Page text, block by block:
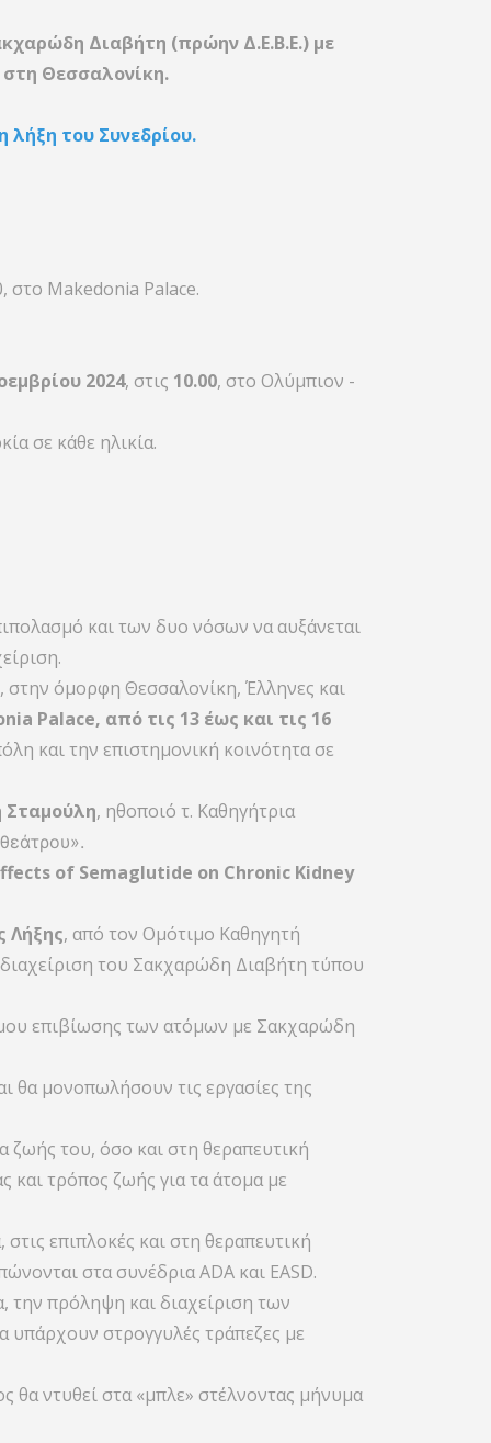
Διαβήτη (πρώην Δ.Ε.Β.Ε.) με
στη Θεσσαλονίκη.
του Συνεδρίου.
στο Makedonia Palace.
2024, στις 10.00, στο Ολύμπιον -
σε κάθε ηλικία.
και των δυο νόσων να αυξάνεται
στην όμορφη Θεσσαλονίκη, Έλληνες και
Palace, από τις 13 έως και τις 16
και την επιστημονική κοινότητα σε
Σταμούλη, ηθοποιό τ. Καθηγήτρια
of Semaglutide on Chronic Kidney
Λήξης, από τον Ομότιμο Καθηγητή
του Σακχαρώδη Διαβήτη τύπου
επιβίωσης των ατόμων με Σακχαρώδη
θα μονοπωλήσουν τις εργασίες της
του, όσο και στη θεραπευτική
και τρόπος ζωής για τα άτομα με
επιπλοκές και στη θεραπευτική
στα συνέδρια ADA και EASD.
την πρόληψη και διαχείριση των
στρογγυλές τράπεζες με
ντυθεί στα «μπλε» στέλνοντας μήνυμα